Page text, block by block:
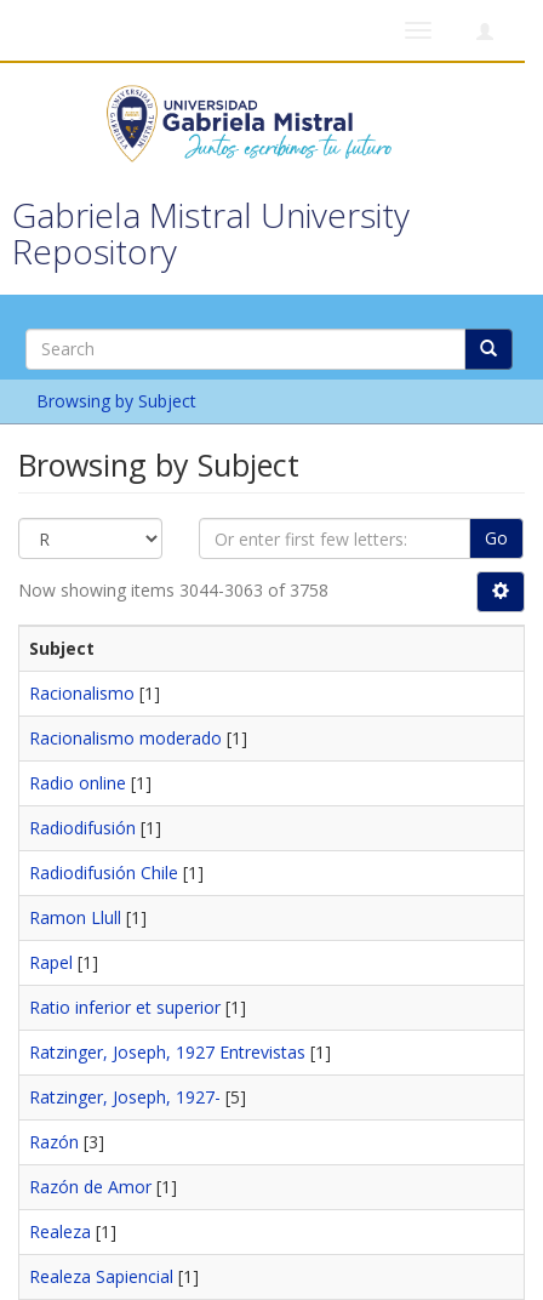
Gabriela Mistral University
Repository
Browsing by Subject
Browsing by Subject
Go
Now showing items 3044-3063 of 3758
Subject
Racionalismo [1]
Racionalismo moderado [1]
Radio online [1]
Radiodifusión [1]
Radiodifusión Chile [1]
Ramon Llull [1]
Rapel [1]
Ratio inferior et superior[1]
Ratzinger, Joseph, 1927 Entrevistas [1]
Ratzinger, Joseph, 1927- [5]
Razón [3]
Razón de Amor[1]
Realeza [1]
Realeza Sapiencial [1]